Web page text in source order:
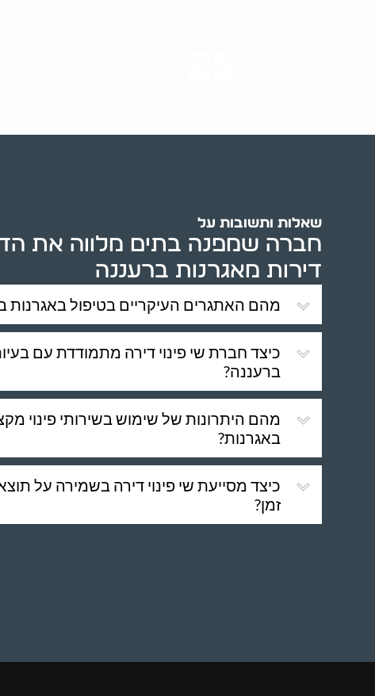
שאלות ותשובות על
חברה שמפנה בתים מלווה את
דירות מאגרנות ברעננה
מהם האתגרים העיקריים בטיפול באגרנות
כיצד חברת שי פינוי דירה מתמודדת עם
ברעננה?
מהם היתרונות של שימוש בשירותי פינוי
באגרנות?
כיצד מסייעת שי פינוי דירה בשמירה על
זמן?